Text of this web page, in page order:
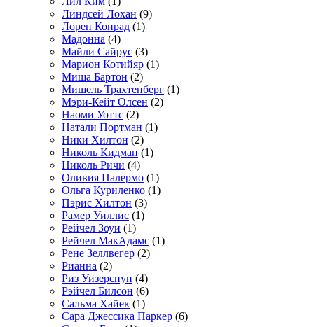
Линдсей Лохан (9)
Лорен Конрад (1)
Мадонна (4)
Майли Сайрус (3)
Марион Котийяр (1)
Миша Бартон (2)
Мишель Трахтенберг (1)
Мэри-Кейт Олсен (2)
Наоми Уоттс (2)
Натали Портман (1)
Ники Хилтон (2)
Николь Кидман (1)
Николь Ричи (4)
Оливия Палермо (1)
Ольга Куриленко (1)
Пэрис Хилтон (3)
Рамер Уиллис (1)
Рейчел Зоуи (1)
Рейчел МакАдамс (1)
Рене Зеллвегер (2)
Рианна (2)
Риз Уизерспун (4)
Рэйчел Билсон (6)
Сальма Хайек (1)
Сара Джессика Паркер (6)